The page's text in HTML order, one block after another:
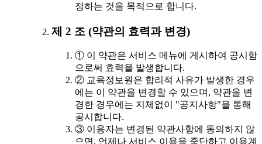
정하는 것을 목적으로 합니다.
제 2 조 (약관의 효력과 변경)
① 이 약관은 서비스 메뉴에 게시하여 공시함
으로써 효력을 발생합니다.
② 교육정보원은 합리적 사유가 발생한 경우
에는 이 약관을 변경할 수 있으며, 약관을 변
경한 경우에는 지체없이 "공지사항"을 통해
공시합니다.
③ 이용자는 변경된 약관사항에 동의하지 않
으면, 언제나 서비스 이용을 중단하고 이용계